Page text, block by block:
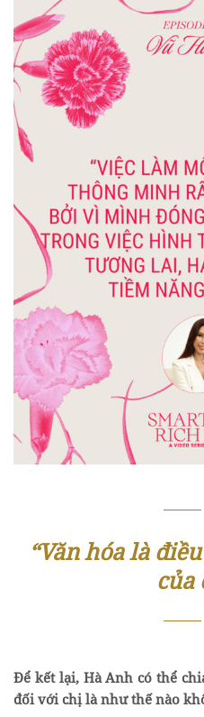
“Văn hóa là
của
Để kết lại, Hà Anh có thể
đối với chị là như thế nào